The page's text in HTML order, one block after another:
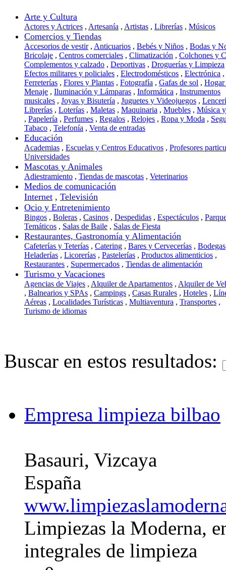
Arte y Cultura
Actores y Actrices , Artesanía , Artistas , Librerías , Músicos
Comercios y Tiendas
Accesorios de vestir, Anticuarios , Bebés y Niños , Bodas y
Bricolaje , Centros comerciales , Climatización , Colchones y
Complementos y calzado , Deportivas , Droguerías y Limpieza
Efectos militares y policiales , Electrodomésticos , Electrónica ,
Ferreterías , Flores y Plantas , Fotografía , Gafas de sol ,
Menaje , Iluminación y Lámparas , Informática , Instrumentos
musicales , Joyas y Bisutería , Juguetes y Videojuegos ,
Librerías , Loterías , Maletas , Maquinaria , Muebles , Música
, Papelería , Perfumes , Regalos , Relojes , Ropa y Moda ,
Tabaco , Telefonía , Venta de entradas
Educación
Academias , Escuelas y Centros Educativos , Profesores
Universidades
Mascotas y Animales
Adiestramiento , Tiendas de mascotas , Veterinarios
Medios de comunicación
Internet , Televisión
Ocio y Entretenimiento
Bingos , Boleras , Casinos , Despedidas , Espectáculos ,
Temáticos , Salas de Baile , Salas de Fiesta
Restaurantes, Gastronomía y Alimentación
Cafeterías y Teterías , Catering , Bares y Cervecerías , Bodegas
Heladerías , Licorerías , Pastelerías , Productos alimenticios ,
Restaurantes , Supermercados , Tiendas de alimentación
Turismo y Vacaciones
Agencias de Viajes , Alquiler de Apartamentos , Alquiler de
, Balnearios y SPAs , Campings , Casas Rurales , Hoteles ,
Aéreas , Localidades Turísticas , Multiaventura , Transportes ,
Turismo de idiomas
Buscar en estos resultados:
Empresa limpieza bilbao
Basauri, Vizcaya
España
Limpiezas la Moderna,
integrales de limpieza